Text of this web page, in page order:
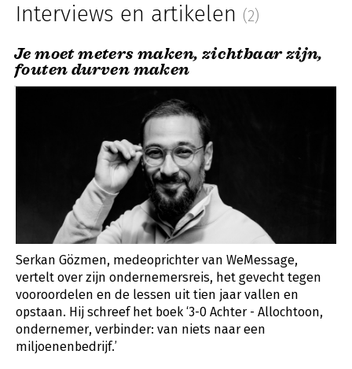
Interviews en artikelen (2)
Je moet meters maken, zichtbaar zijn,
fouten durven maken
Serkan Gözmen, medeoprichter van WeMessage,
vertelt over zijn ondernemersreis, het gevecht tegen
vooroordelen en de lessen uit tien jaar vallen en
opstaan. Hij schreef het boek ‘3-0 Achter - Allochtoon,
ondernemer, verbinder: van niets naar een
miljoenenbedrijf.’